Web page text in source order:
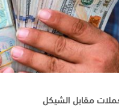
مقابل الشيكل